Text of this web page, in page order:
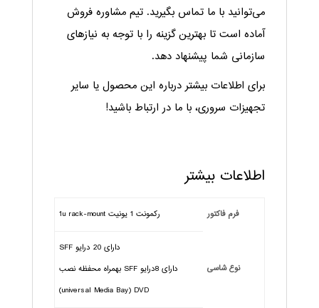
می‌توانید با ما تماس بگیرید. تیم مشاوره فروش
آماده است تا بهترین گزینه را با توجه به نیازهای
سازمانی شما پیشنهاد دهد.
برای اطلاعات بیشتر درباره این محصول یا سایر
تجهیزات سروری، با ما در ارتباط باشید!
اطلاعات بیشتر
فرم فاکتور رکمونت 1 یونیت 1u rack-mount
نوع شاسی
دارای 20 درایو SFF
دارای 8درایو SFF بهمراه محفظه نصب
universal Media Bay) DVD)